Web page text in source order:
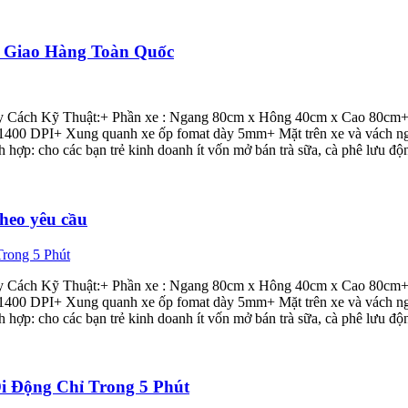
Hàng Toàn Quốc
Kỹ Thuật:+ Phần xe : Ngang 80cm x Hông 40cm x Cao
DPI+ Xung quanh xe ốp fomat dày 5mm+ Mặt trên xe và vách
cho các bạn trẻ kinh doanh ít vốn mở bán trà sữa, cà phê lưu
yêu cầu
Kỹ Thuật:+ Phần xe : Ngang 80cm x Hông 40cm x Cao
DPI+ Xung quanh xe ốp fomat dày 5mm+ Mặt trên xe và vách
cho các bạn trẻ kinh doanh ít vốn mở bán trà sữa, cà phê lưu
Động Chỉ Trong 5 Phút